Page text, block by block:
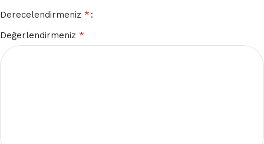
Derecelendirmeniz *
Değerlendirmeniz *